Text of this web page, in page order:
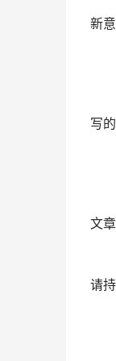
新
文
写
写
文
上
请